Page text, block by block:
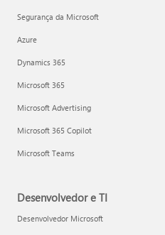
Segurança da Microsoft
Azure
Dynamics 365
Microsoft 365
Microsoft Advertising
Microsoft 365 Copilot
Microsoft Teams
Desenvolvedor e TI
Desenvolvedor Microsoft